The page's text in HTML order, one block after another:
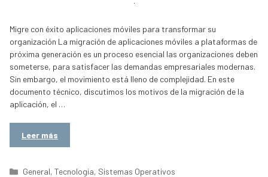
Migre con éxito aplicaciones móviles para transformar su
organización La migración de aplicaciones móviles a plataformas de
próxima generación es un proceso esencial las organizaciones deben
someterse, para satisfacer las demandas empresariales modernas.
Sin embargo, el movimiento está lleno de complejidad. En este
documento técnico, discutimos los motivos de la migración de la
aplicación, el …
Leer más
Categorías
General,Tecnologia, Sistemas Operativos